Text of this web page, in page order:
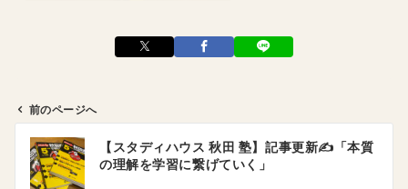
前のページへ
【スタディハウス 秋田 塾】記事更新✍️「本質
の理解を学習に繋げていく」